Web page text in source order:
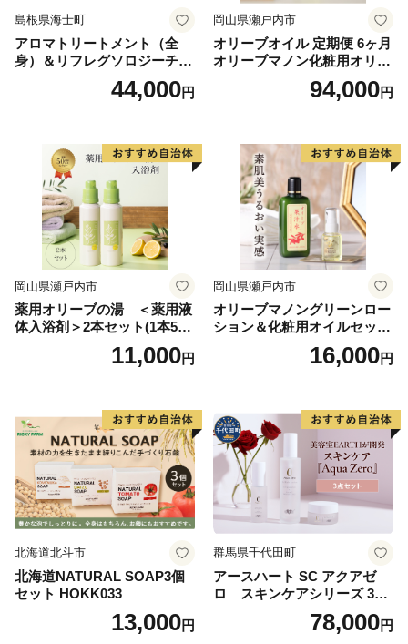
島根県海士町
アロマトリートメント（全
身）＆リフレグソロジーチケ
44,000円
岡山県瀬戸内市
オリーブオイル 定期便 6ヶ月
オリーブマノン化粧用オリー
ブオイル 200ml オリーブ オ
イル 美容 スキンケア 化粧用
94,000円
岡山県瀬戸内市
薬用オリーブの湯 ＜薬用液
体入浴剤＞2本セット(1本500
11,000円
岡山県瀬戸内市
オリーブマノングリーンロー
ション＆化粧用オイルセット
美容グッズ スキンケア 化粧
16,000円
北海道北斗市
北海道NATURAL SOAP3個
セット HOKK033
13,000円
群馬県千代田町
アースハート SC アクアゼ
ロ スキンケアシリーズ 3点
78,000円